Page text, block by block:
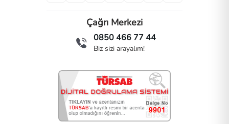
Çağrı Merkezi
0850 466 77 44
Biz sizi arayalım!